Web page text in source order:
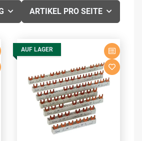
ARTIKEL PRO SEITE
AUF LAGER